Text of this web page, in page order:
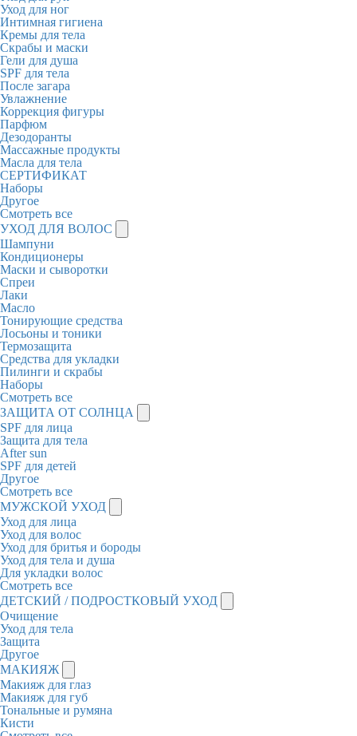
Уход для ног
Интимная гигиена
Кремы для тела
Скрабы и маски
Гели для душа
SPF для тела
После загара
Увлажнение
Коррекция фигуры
Парфюм
Дезодоранты
Массажные продукты
Масла для тела
СЕРТИФИКАТ
Наборы
Другое
Смотреть все
УХОД ДЛЯ ВОЛОС
Шампуни
Кондиционеры
Маски и сыворотки
Спреи
Лаки
Масло
Тонирующие средства
Лосьоны и тоники
Термозащита
Средства для укладки
Пилинги и скрабы
Наборы
Смотреть все
ЗАЩИТА ОТ СОЛНЦА
SPF для лица
Защита для тела
After sun
SPF для детей
Другое
Смотреть все
МУЖСКОЙ УХОД
Уход для лица
Уход для волос
Уход для бритья и бороды
Уход для тела и душа
Для укладки волос
Смотреть все
ДЕТСКИЙ / ПОДРОСТКОВЫЙ УХОД
Очищение
Уход для тела
Защита
Другое
МАКИЯЖ
Макияж для глаз
Макияж для губ
Тональные и румяна
Кисти